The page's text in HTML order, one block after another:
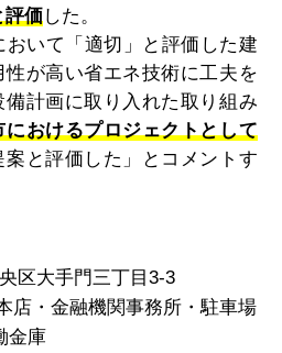
評価した。
いて「適切」と評価した建
が高い省エネ技術に工夫を
計画に取り入れた取り組み
におけるプロジェクトとして
案と評価した」とコメントす
区大手門三丁目3-3
店・金融機関事務所・駐車場
金庫